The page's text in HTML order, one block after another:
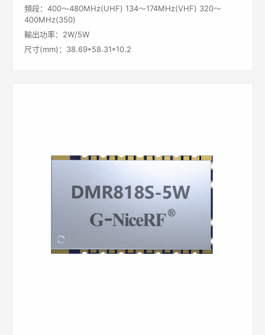
頻段：400～480MHz(UHF) 134～174MHz(VHF) 320～
400MHz(350)
輸出功率：2W/5W
尺寸(mm)：38.69*58.31*10.2